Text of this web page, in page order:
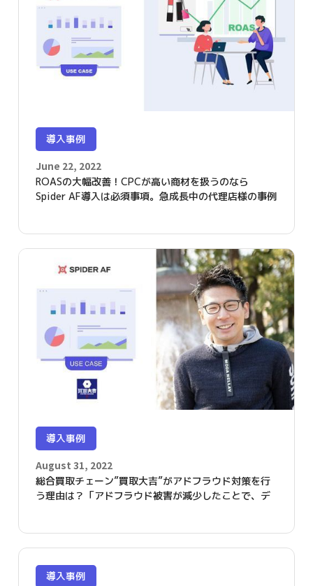
導入事例
June 22, 2022
ROASの大幅改善！CPCが高い商材を扱うのなら
Spider AF導入は必須事項。急成長中の代理店様の事例
導入事例
August 31, 2022
総合買取チェーン”買取大吉”がアドフラウド対策を行
う理由は？「アドフラウド被害が減少したことで、デ
導入事例